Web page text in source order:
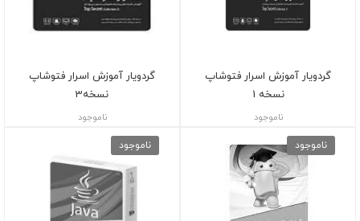
گردویار آموزش اسرار فتوشاپ
نسخه 1
ناموجود
گردویار آموزش اسرار فتوشاپ
نسخه3
ناموجود
ناموجود ناموجود